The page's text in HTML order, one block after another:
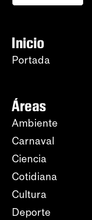
Inicio
Portada
Áreas
Ambiente
Carnaval
Ciencia
Cotidiana
Cultura
Deporte